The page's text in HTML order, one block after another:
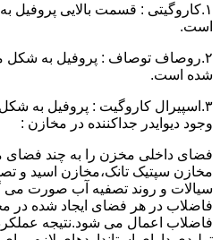
۱.کاروگیتی : قسمت بالایی
است.
۲.روصاف توصاف : پروفیل به شکل
شده است.
۳.اسپیرال کاروگیت : پروفیل به شکل ذوزنقه طراحی شده است.
وجود دیوایدر جداکننده در مخازن :
فضای داخلی مخزن را به چند فضای
مخازن سپتیک تانک،مخازن اسید و
سیالات و روند تصفیه آب صورت می
فاضلاب در هر فضای ایجاد شده
فاضلاب اعمال می شود.نتیجه